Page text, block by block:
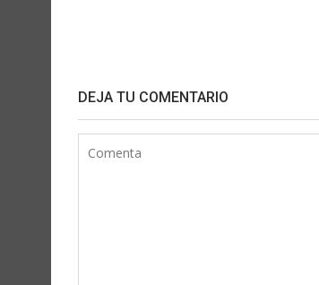
DEJA TU COMENTARIO